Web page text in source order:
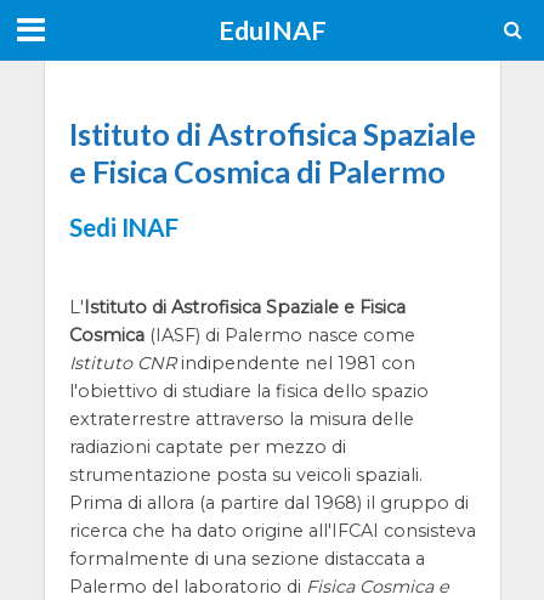
EduINAF
Istituto di Astrofisica Spaziale
e Fisica Cosmica di Palermo
Sedi INAF
L'Istituto di Astrofisica Spaziale e Fisica
Cosmica(IASF) di Palermo nasce come
Istituto CNRindipendente nel 1981 con
l'obiettivo di studiare la fisica dello spazio
extraterrestre attraverso la misura delle
radiazioni captate per mezzo di
strumentazione posta su veicoli spaziali.
Prima di allora (a partire dal 1968) il gruppo di
ricerca che ha dato origine all'IFCAI consisteva
formalmente di una sezione distaccata a
Palermo del laboratorio di Fisica Cosmica e